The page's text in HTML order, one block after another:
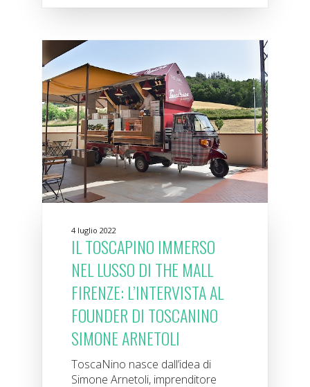
4 luglio 2022
IL TOSCAPINO IMMERSO
NEL LUSSO DI THE MALL
FIRENZE: L’INTERVISTA AL
FOUNDER DI TOSCANINO
SIMONE ARNETOLI
ToscaNino nasce dall’idea di
Simone Arnetoli, imprenditore